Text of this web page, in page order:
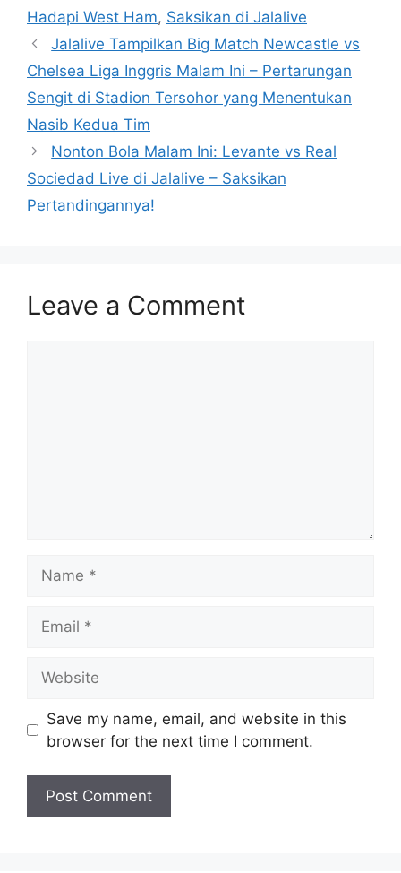
Hadapi West Ham, Saksikan di Jalalive
Jalalive Tampilkan Big Match Newcastle vs
Chelsea Liga Inggris Malam Ini – Pertarungan
Sengit di Stadion Tersohor yang Menentukan
Nasib Kedua Tim
Nonton Bola Malam Ini: Levante vs Real
Sociedad Live di Jalalive – Saksikan
Pertandingannya!
Leave a Comment
Save my name, email, and website in this
browser for the next time I comment.